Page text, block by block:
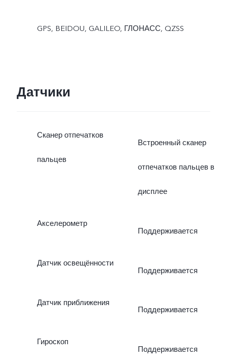
GPS, BEIDOU, GALILEO, ГЛОНАСС, QZSS
Датчики
Сканер отпечатков
пальцев
Встроенный сканер
отпечатков пальцев в
дисплее
Акселерометр
Поддерживается
Датчик освещённости
Поддерживается
Датчик приближения
Поддерживается
Гироскоп
Поддерживается